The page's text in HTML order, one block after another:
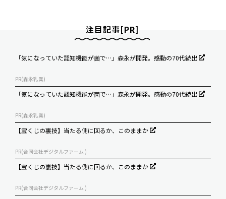
注目記事[PR]
「気になっていた認知機能が菌で…」森永が開発。感動の70代続出
PR(森永乳業)
「気になっていた認知機能が菌で…」森永が開発。感動の70代続出
PR(森永乳業)
【宝くじの裏技】当たる側に回るか、このままか
PR(合同会社デジタルファーム )
【宝くじの裏技】当たる側に回るか、このままか
PR(合同会社デジタルファーム )